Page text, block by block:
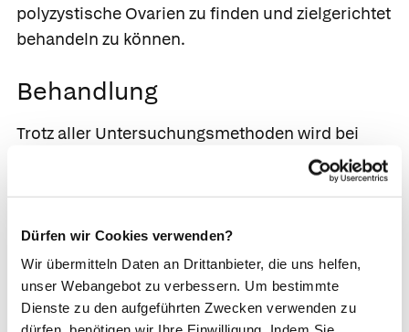
Dürfen wir Cookies verwenden?
Wir übermitteln Daten an Drittanbieter, die uns helfen,
unser Webangebot zu verbessern. Um bestimmte
Dienste zu den aufgeführten Zwecken verwenden zu
polyzystische Ovarien zu finden und zielgerichtet
behandeln zu können.
Behandlung
Trotz aller Untersuchungsmethoden wird bei
über 90 % der Betroffenen keine behandelbare
Grunderkrankung gefunden, hier gehen die Ärzte
Testosteronempfindlichkeit der Haarbälge aus.
In diesen Fällen empfiehlt der Arzt die Einnahme
von Antiandrogenen wieCyproteronacetat
entweder als entsprechend antiandrogenhaltige